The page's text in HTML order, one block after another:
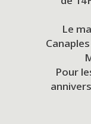
Le
Pour